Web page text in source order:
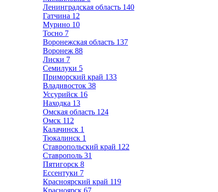
Ленинградская область 140
Гатчина 12
Мурино 10
Тосно 7
Воронежская область 137
Воронеж 88
Лиски 7
Семилуки 5
Приморский край 133
Владивосток 38
Уссурийск 16
Находка 13
Омская область 124
Омск 112
Калачинск 1
Тюкалинск 1
Ставропольский край 122
Ставрополь 31
Пятигорск 8
Ессентуки 7
Красноярский край 119
Красноярск 67